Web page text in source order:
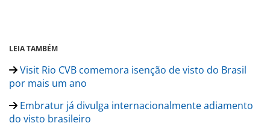
LEIA TAMBÉM
Visit Rio CVB comemora isenção de visto do Brasil
por mais um ano
Embratur já divulga internacionalmente adiamento
do visto brasileiro